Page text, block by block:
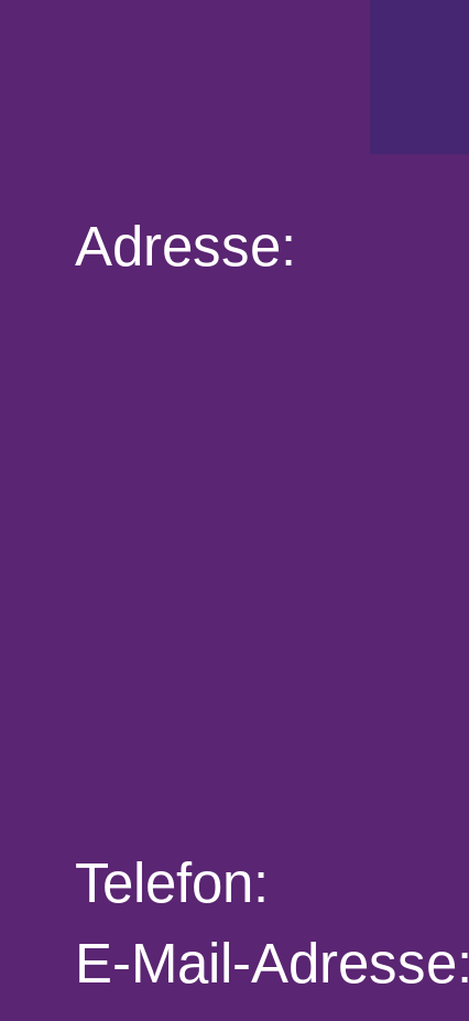
Adresse:
Telefon:
E-Mail-Adresse: